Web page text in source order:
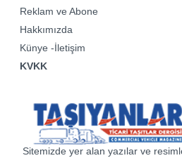
Reklam ve Abone
Hakkımızda
Künye -İletişim
KVKK
Sitemizde yer alan yazılar ve